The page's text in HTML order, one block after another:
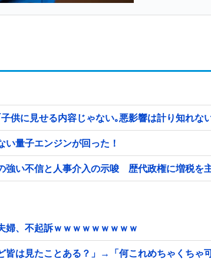
供に見せる内容じゃない｡悪影響は計り知れな
量子エンジンが回った！
強い不信と人事介入の示唆 歴代政権に増税を
、不起訴ｗｗｗｗｗｗｗｗｗ
は見たことある？」→「何これめちゃくちゃ